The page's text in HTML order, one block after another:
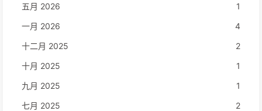
五月 2026
1
一月 2026
4
十二月 2025
2
十月 2025
1
九月 2025
1
七月 2025
2